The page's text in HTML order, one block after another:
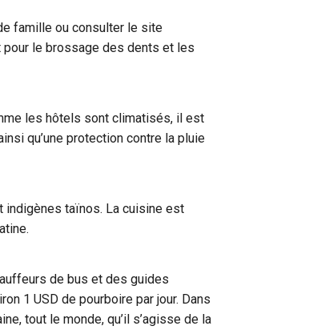
famille ou consulter le site
pour le brossage des dents et les
les hôtels sont climatisés, il est
qu’une protection contre la pluie
indigènes taïnos. La cuisine est
de bus et des guides
1 USD de pourboire par jour. Dans
tout le monde, qu’il s’agisse de la